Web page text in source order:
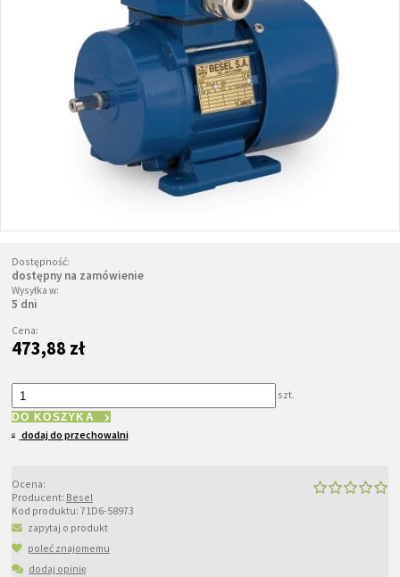
Dostępność:
dostępny na zamówienie
Wysyłka w:
5 dni
Cena:
473,88 zł
szt.
DO KOSZYKA
dodaj do przechowalni
Ocena:
Producent: Besel
Kod produktu: 71D6-58973
zapytaj o produkt
poleć znajomemu
dodaj opinię